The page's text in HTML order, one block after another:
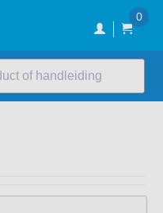
0
of handleiding